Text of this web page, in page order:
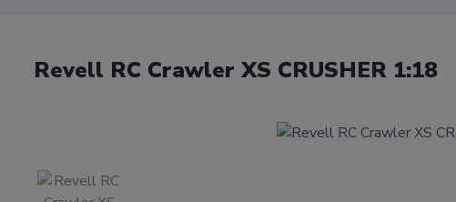
Revell RC Crawler XS CRUSHER 1:18